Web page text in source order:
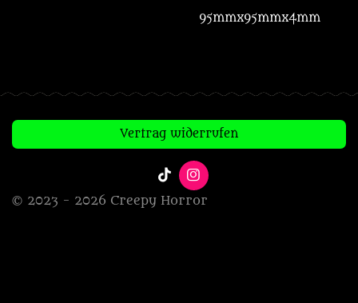
95mmx95mmx4mm
Vertrag widerrufen
T
i
k
I
n
s
© 2023 - 2026 Creepy Horror